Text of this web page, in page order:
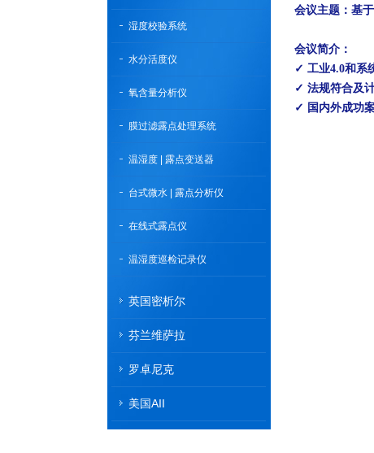
湿度校验系统
水分活度仪
氧含量分析仪
膜过滤露点处理系统
温湿度 | 露点变送器
台式微水 | 露点分析仪
在线式露点仪
温湿度巡检记录仪
英国密析尔
芬兰维萨拉
罗卓尼克
美国AII
会议主题：基
会议简介：
✓ 工业4.0和系
✓ 法规符合及
✓ 国内外成功